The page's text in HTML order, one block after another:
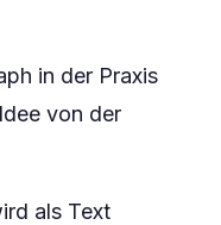
in der Praxis
von der
als Text